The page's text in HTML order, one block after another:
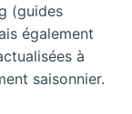
(guides
également
à
saisonnier.